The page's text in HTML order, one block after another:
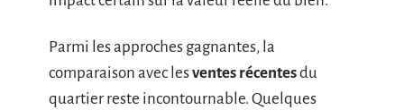
Parmi les approches gagnantes, la
comparaison avec lesventes récentesdu
quartier reste incontournable. Quelques